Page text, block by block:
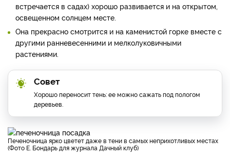
встречается в садах) хорошо развивается и на открытом,
освещенном солнцем месте.
Она прекрасно смотрится и на каменистой горке вместе с
другими ранневесенними и мелколуковичными
растениями.
Совет
Хорошо переносит тень: ее можно сажать под пологом
деревьев.
Печеночница ярко цветет даже в тени в самых неприхотливых местах
(Фото Е. Бондарь для журнала Дачный клуб)